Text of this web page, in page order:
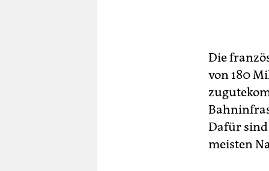
Die
von 180
Dafür
meisten